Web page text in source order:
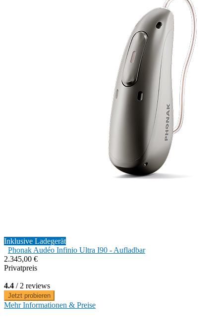
Inklusive Ladegerät
Phonak Audéo Infinio Ultra I90 - Aufladbar
2.345,00 €
Privatpreis
4.4 / 2 reviews
Jetzt probieren
Mehr Informationen & Preise